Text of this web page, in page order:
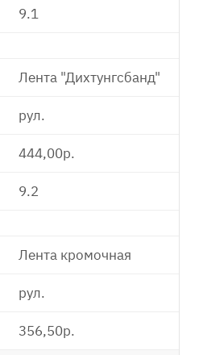
9.1
Лента "Дихтунгсбанд"
рул.
444,00р.
9.2
Лента кромочная
рул.
356,50р.